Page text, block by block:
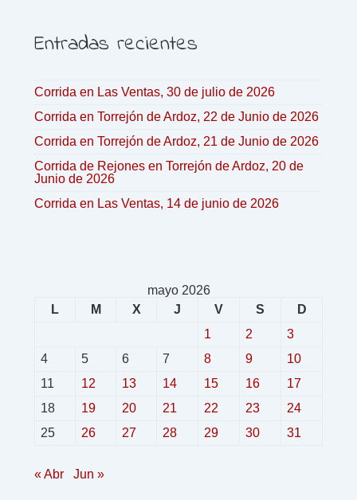
Entradas recientes
Corrida en Las Ventas, 30 de julio de 2026
Corrida en Torrejón de Ardoz, 22 de Junio de 2026
Corrida en Torrejón de Ardoz, 21 de Junio de 2026
Corrida de Rejones en Torrejón de Ardoz, 20 de
Junio de 2026
Corrida en Las Ventas, 14 de junio de 2026
mayo 2026
L
M X J V S
D
1
2
3
4
5 6 7 8 9
10
11
12 13 14 15 16
17
18
19 20 21 22 23
24
25
26 27 28 29 30 31
« Abr Jun »